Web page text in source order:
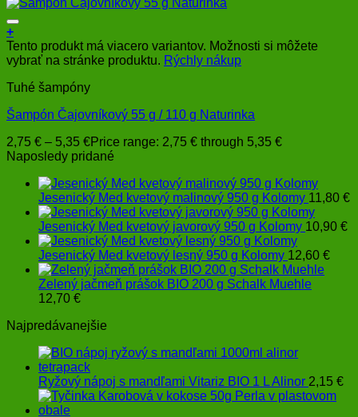
+
Tento produkt má viacero variantov. Možnosti si môžete
vybrať na stránke produktu. Rýchly nákup
Tuhé šampóny
Šampón Čajovníkový 55 g / 110 g Naturinka
2,75 € – 5,35 €Price range: 2,75 € through 5,35 €
Naposledy pridané
Jesenický Med kvetový malinový 950 g Kolomy 11,80 €
Jesenický Med kvetový javorový 950 g Kolomy 10,90 €
Jesenický Med kvetový lesný 950 g Kolomy 12,60 €
Zelený jačmeň prášok BIO 200 g Schalk Muehle
12,70 €
Najpredávanejšie
Ryžový nápoj s mandľami Vitariz BIO 1 L Alinor 2,15 €